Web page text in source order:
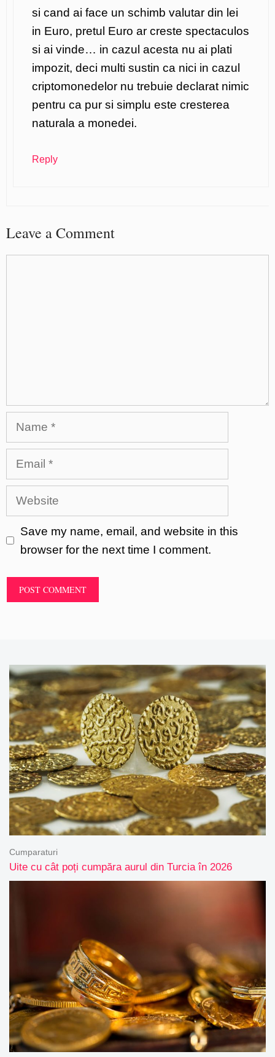
si cand ai face un schimb valutar din lei
in Euro, pretul Euro ar creste spectaculos
si ai vinde… in cazul acesta nu ai plati
impozit, deci multi sustin ca nici in cazul
criptomonedelor nu trebuie declarat nimic
pentru ca pur si simplu este cresterea
naturala a monedei.
Reply
Leave a Comment
Name
Email
Website
Save my name, email, and website in this
browser for the next time I comment.
Uite cu cât poți cumpăra aurul din Turcia în 2026
Cumparaturi